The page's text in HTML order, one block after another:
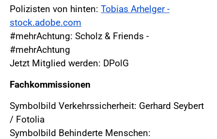
Polizisten von hinten: Tobias Arhelger -
stock.adobe.com
#mehrAchtung: Scholz & Friends -
#mehrAchtung
Jetzt Mitglied werden: DPolG
Fachkommissionen
Symbolbild Verkehrssicherheit: Gerhard Seybert
/ Fotolia
Symbolbild Behinderte Menschen: